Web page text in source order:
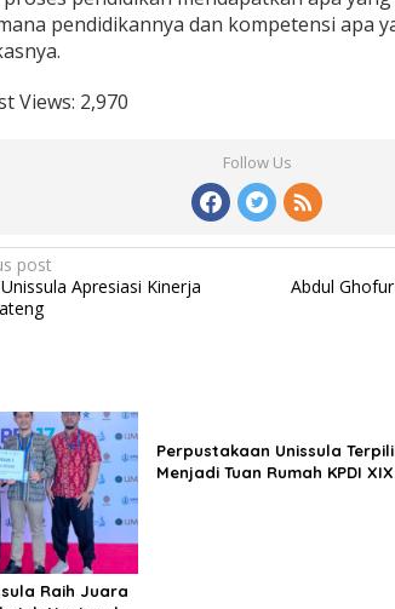
pendidikannya dan kompetensi apa
Views: 2,970
Follow Us
post
Apresiasi Kinerja
Abdul
Raih Juara
Perpustakaan Unissula
Menjadi Tuan Rumah KPDI XIX
Sudaryono sebagai Kepala Badan
In Berita, Politik | July 23, 2026